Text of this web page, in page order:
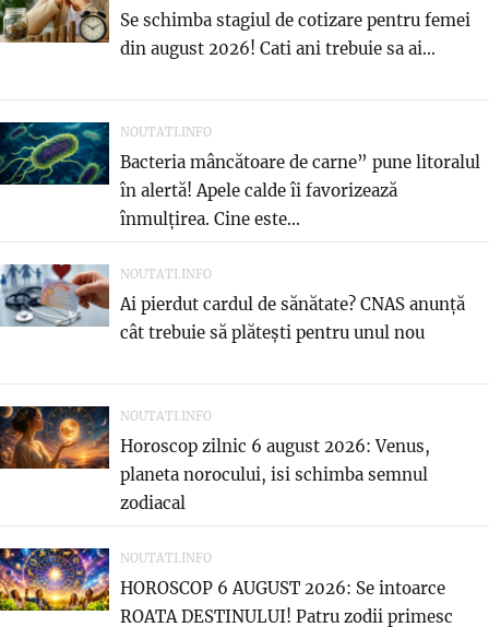
Se schimba stagiul de cotizare pentru femei
din august 2026! Cati ani trebuie sa ai...
NOUTATI.INFO
Bacteria mâncătoare de carne” pune litoralul
în alertă! Apele calde îi favorizează
înmulțirea. Cine este...
NOUTATI.INFO
Ai pierdut cardul de sănătate? CNAS anunță
cât trebuie să plătești pentru unul nou
NOUTATI.INFO
Horoscop zilnic 6 august 2026: Venus,
planeta norocului, isi schimba semnul
zodiacal
NOUTATI.INFO
HOROSCOP 6 AUGUST 2026: Se intoarce
ROATA DESTINULUI! Patru zodii primesc